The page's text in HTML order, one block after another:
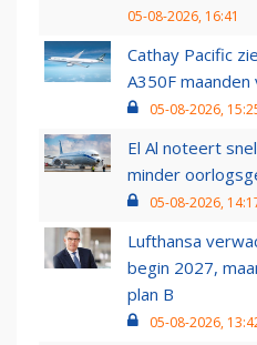
05-08-2026, 16:41
Cathay Pacific
A350F
05-08-2026,
El Al noteert
minder
05-08-2026,
Lufthansa
begin 2027,
plan B
05-08-2026,